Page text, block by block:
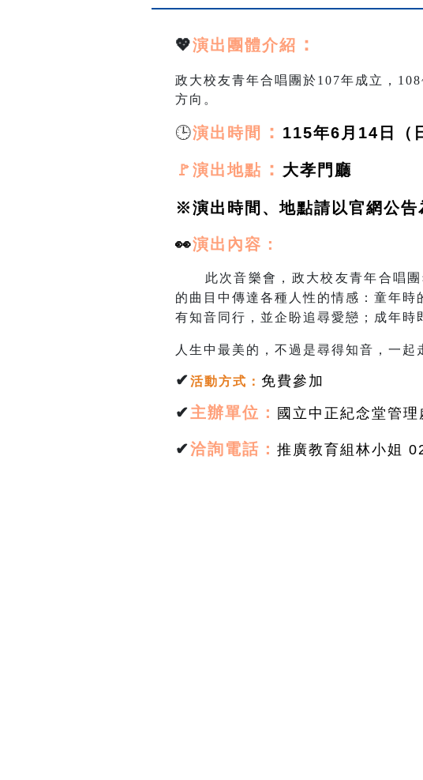
💖演出團體介紹 ：
政大校友青年合唱團於107年成立，
方向。
🕒演出時間 ： 115年6月14日（
🚩演出地點 ： 大孝門廳
※演出時間、地點請以官網公告
👀演出 內容：
此次音樂會，政大校友青年合唱
的曲目中傳達各種人性的情感：童年
有知音同行，並企盼追尋愛戀；成年時
人生中最美的，不過是尋得知音，一起
✔活動方式 ： 免費參加
✔主辦單位： 國立中正紀念堂管理
✔洽詢電話： 推廣教育組林小姐